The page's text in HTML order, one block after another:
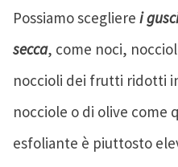
Possiamo scegliere i
secca, come noci,
noccioli dei frutti ridotti
nocciole o di olive come
esfoliante è piuttosto